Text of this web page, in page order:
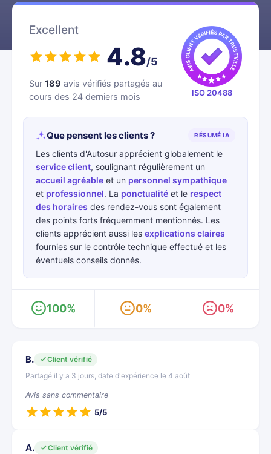
Excellent
4.8/5
Sur 189 avis vérifiés partagés au
cours des 24 derniers mois
ISO 20488
Que pensent les clients ? RÉSUMÉ IA
Les clients d'Autosur apprécient globalement le
service client, soulignant régulièrement un
accueil agréable et un personnel sympathique
et professionnel. La ponctualité et le respect
des horaires des rendez-vous sont également
des points forts fréquemment mentionnés. Les
clients apprécient aussi les explications claires
fournies sur le contrôle technique effectué et les
éventuels conseils donnés.
100% 0% 0%
B.
Client vérifié
Partagé il y a 3 jours, date d'expérience le 4 août
Avis sans commentaire
5/5
A.
Client vérifié